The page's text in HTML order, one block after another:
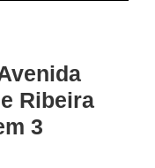
Ribeira
3